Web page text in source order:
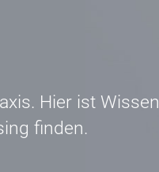
Hier ist Wissen
finden.